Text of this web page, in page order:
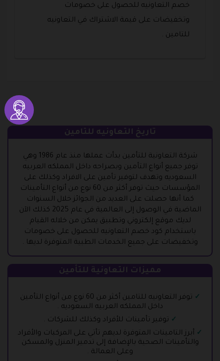
خصم التعاونيه للحصول على خصومات
وتخفيضات على قيمة الاشتراك في التعاونيه
للتامين .
تاريخ التعاونيه للتامين
شركة التعاونية للتأمين بدأت عملها منذ عام 1986 وهي
توفر جميع أنواع التأمين وبصراحه داخل المملكه العربيه
السعوديه وتهدف لتوفير تأمين على الافراد وكذلك على
المؤسسات حيث توفر أكثر من 60 نوع من أنواع التأمينات
كما أنها حصلت على العديد من الجوائز خلال السنوات
الماضية في الوصول إلى العالمية في عام 2025 كذلك الآن
لديك موقع إلكتروني وتطبيق يمكن من خلاله القيام
باستخدام كود خصم التعاونيه للحصول على خصومات
وتخفيضات على جميع الخدمات الطبية المتوفرة لديها .
مميزات التعاونية للتأمين
توفر التعاونيه للتامين أكثر من 60 نوع من أنواع التأمين
داخل المملكه العربيه السعوديه .
توفير تأمينات للأفراد وكذلك للشركات .
أبرز التامينات المتوفرة لديهم تأتي على المركبات والأفراد
والتأمينات الصحية بالإضافة إلى تدمير المنزل والمسكن
وعلى العمالة .